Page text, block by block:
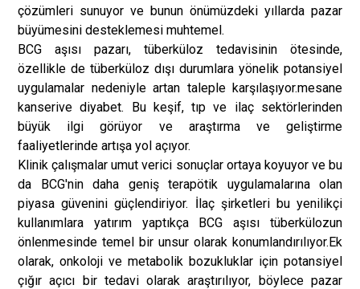
çözümleri sunuyor ve bunun önümüzdeki yıllarda pazar
büyümesini desteklemesi muhtemel.
BCG aşısı pazarı, tüberküloz tedavisinin ötesinde,
özellikle de tüberküloz dışı durumlara yönelik potansiyel
uygulamalar nedeniyle artan taleple karşılaşıyor.mesane
kanserive diyabet. Bu keşif, tıp ve ilaç sektörlerinden
büyük ilgi görüyor ve araştırma ve geliştirme
faaliyetlerinde artışa yol açıyor.
Klinik çalışmalar umut verici sonuçlar ortaya koyuyor ve bu
da BCG'nin daha geniş terapötik uygulamalarına olan
piyasa güvenini güçlendiriyor. İlaç şirketleri bu yenilikçi
kullanımlara yatırım yaptıkça BCG aşısı tüberkülozun
önlenmesinde temel bir unsur olarak konumlandırılıyor.Ek
olarak, onkoloji ve metabolik bozukluklar için potansiyel
çığır açıcı bir tedavi olarak araştırılıyor, böylece pazar